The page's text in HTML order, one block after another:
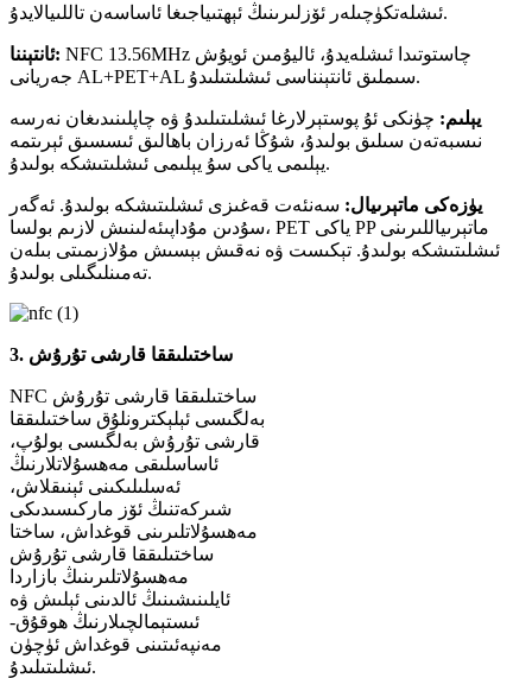
ئىشلەتكۈچىلەر ئۆزلىرىنىڭ ئېھتىياجىغا ئاساسەن تاللىيالايدۇ.
ئانتېننا: NFC 13.56MHz چاستوتىدا ئىشلەيدۇ، ئاليۇمىن ئويۇش
جەريانى AL+PET+AL سىملىق ئانتېنناسى ئىشلىتىلىدۇ.
يېلىم: چۈنكى ئۇ پوستېرلارغا ئىشلىتىلىدۇ ۋە چاپلىنىدىغان نەرسە
نىسبەتەن سىلىق بولىدۇ، شۇڭا ئەرزان باھالىق ئىسسىق ئېرىتمە
يېلىمى ياكى سۇ يېلىمى ئىشلىتىشكە بولىدۇ.
يۈزەكى ماتېرىيال: سەنئەت قەغىزى ئىشلىتىشكە بولىدۇ. ئەگەر
سۇدىن مۇداپىئەلىنىش لازىم بولسا، PET ياكى PP ماتېرىياللىرىنى
ئىشلىتىشكە بولىدۇ. تېكىست ۋە نەقىش بېسىش مۇلازىمىتى بىلەن
تەمىنلىگىلى بولىدۇ.
3. ساختىلىققا قارشى تۇرۇش
NFC ساختىلىققا قارشى تۇرۇش
بەلگىسى ئېلېكترونلۇق ساختىلىققا
قارشى تۇرۇش بەلگىسى بولۇپ،
ئاساسلىقى مەھسۇلاتلارنىڭ
ئەسلىلىكىنى ئېنىقلاش،
شىركەتنىڭ ئۆز ماركىسىدىكى
مەھسۇلاتلىرىنى قوغداش، ساختا
ساختىلىققا قارشى تۇرۇش
مەھسۇلاتلىرىنىڭ بازاردا
ئايلىنىشىنىڭ ئالدىنى ئېلىش ۋە
ئىستېمالچىلارنىڭ ھوقۇق-
مەنپەئىتىنى قوغداش ئۈچۈن
ئىشلىتىلىدۇ.